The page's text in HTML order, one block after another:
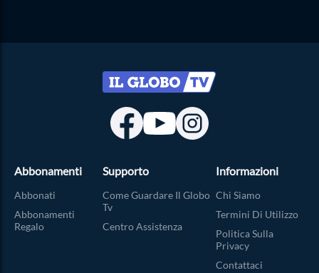
Abbonamenti
Abbonati
Abbonamenti
Regalo
Supporto
Come Guardare Il Globo
Tv
Centro Assistenza
Informazioni
Chi Siamo
Termini Di Utilizzo
Politica Sulla
Privacy
Contattaci